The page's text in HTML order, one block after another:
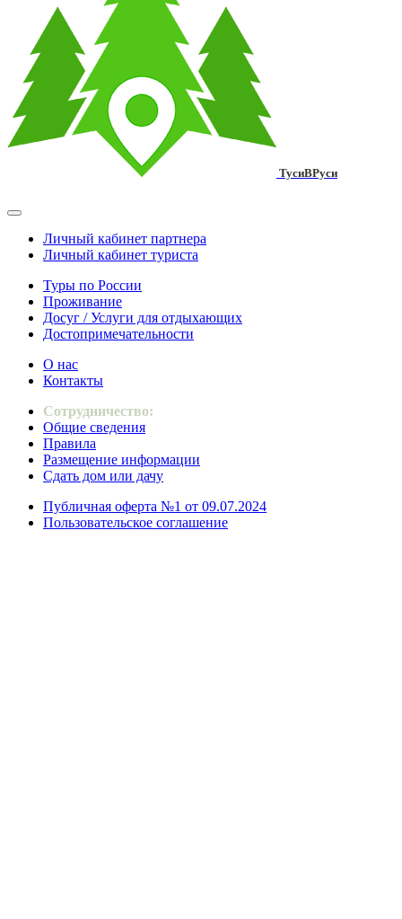
ТусиВРуси
Личный кабинет партнера
Личный кабинет туриста
Туры по России
Проживание
Досуг / Услуги для отдыхающих
Достопримечательности
О нас
Контакты
Сотрудничество:
Общие сведения
Правила
Размещение информации
Сдать дом или дачу
Публичная оферта №1 от 09.07.2024
Пользовательское соглашение